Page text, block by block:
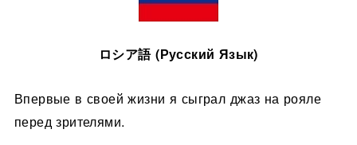
ロシア語 (Русский Язык)
Впервые в своей жизни я сыграл джаз на рояле
перед зрителями.